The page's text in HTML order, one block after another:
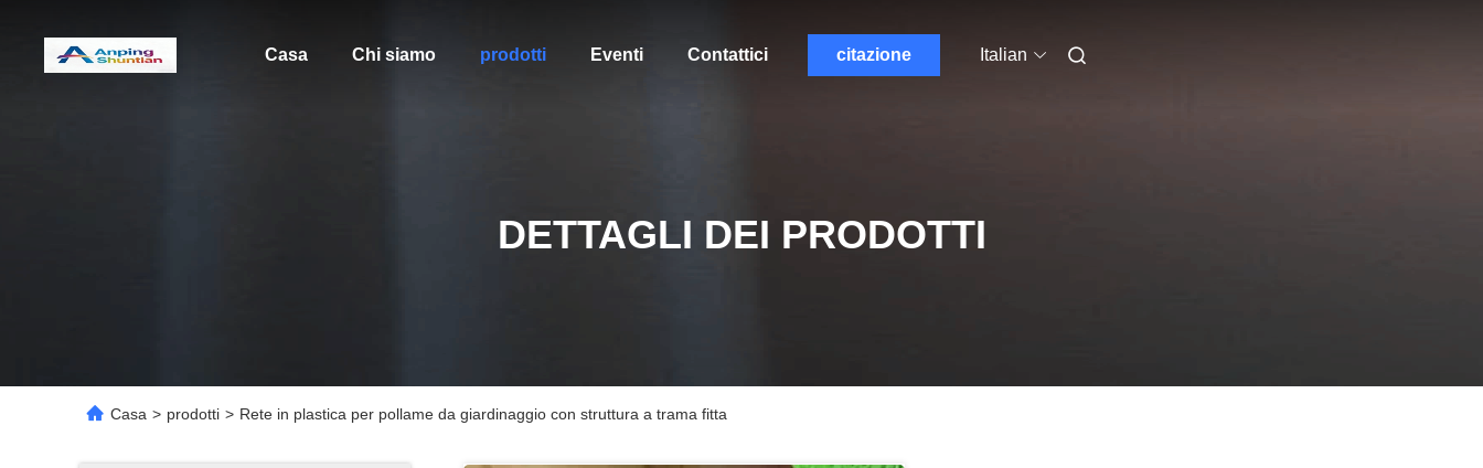
Casa Chi siamo prodotti Eventi Contattici citazione Italian
DETTAGLI DEI PRODOTTI
Casa > prodotti > Rete in plastica per pollame da giardinaggio con struttura a trama fitta